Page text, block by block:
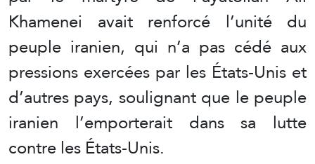
Khamenei avait renforcé l’unité du
peuple iranien, qui n’a pas cédé aux
pressions exercées par les États-Unis et
d’autres pays, soulignant que le peuple
iranien l’emporterait dans sa lutte
contre les États-Unis.